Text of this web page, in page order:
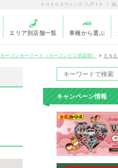
ＥＮＥＯＳウイング 八戸ＴＳ ｜ 個
エリア別店舗一覧 車種から選ぶ
カーコンカーリース（カーコンビニ倶楽部） ＥＮ
キャンペーン情報